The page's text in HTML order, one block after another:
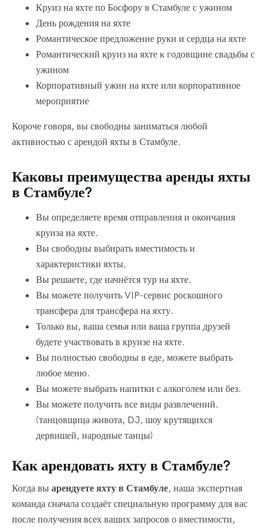
Круиз на яхте по Босфору в Стамбуле с ужином
День рождения на яхте
Романтическое предложение руки и сердца на яхте
Романтический круиз на яхте к годовщине свадьбы с
ужином
Корпоративный ужин на яхте или корпоративное
мероприятие
Короче говоря, вы свободны заниматься любой
активностью с арендой яхты в Стамбуле.
Каковы преимущества аренды яхты
в Стамбуле?
Вы определяете время отправления и окончания
круиза на яхте.
Вы свободны выбирать вместимость и
характеристики яхты.
Вы решаете, где начнётся тур на яхте.
Вы можете получить VIP-сервис роскошного
трансфера для трансфера на яхту.
Только вы, ваша семья или ваша группа друзей
будете участвовать в круизе на яхте.
Вы полностью свободны в еде, можете выбрать
любое меню.
Вы можете выбрать напитки с алкоголем или без.
Вы можете получить все виды развлечений.
(танцовщица живота, DJ, шоу крутящихся
дервишей, народные танцы)
Как арендовать яхту в Стамбуле?
Когда выарендуете яхту в Стамбуле, наша экспертная
команда сначала создаёт специальную программу для вас
после получения всех ваших запросов о вместимости,